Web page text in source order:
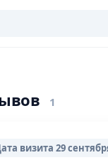
1
визита 29